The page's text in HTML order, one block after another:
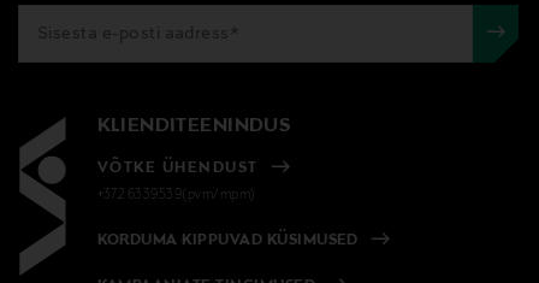
KLIENDITEENINDUS
VÕTKE ÜHENDUST
+372 6339539(pvm/mpm)
KORDUMA KIPPUVAD KÜSIMUSED